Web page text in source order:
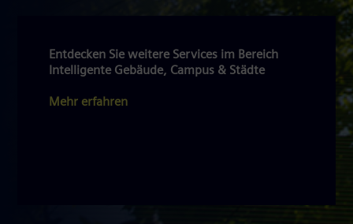
Entdecken Sie weitere Services im Bereich
Intelligente Gebäude, Campus & Städte
Mehr erfahren